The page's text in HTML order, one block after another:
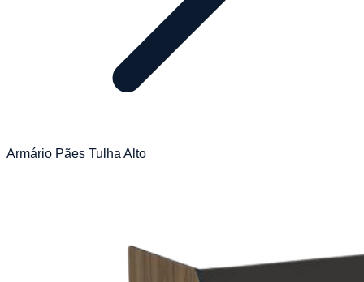
Armário Pães Tulha Alto